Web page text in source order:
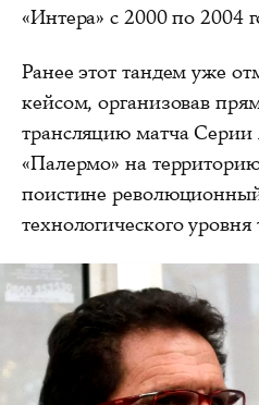
«Интера» с 2000 по 2004
Ранее этот тандем уже
кейсом, организовав
трансляцию матча
«Палермо» на
поистине
технологического уровня